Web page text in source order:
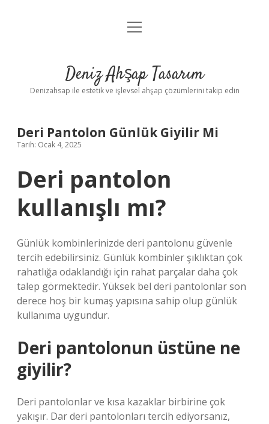
Anasayfa
Yasal Uyarı
menüyü
Deniz Ahşap Tasarım
Denizahsap ile estetik ve işlevsel ahşap çözümlerini takip edin
Deri Pantolon Günlük Giyilir Mi
Tarih: Ocak 4, 2025
Deri pantolon
kullanışlı mı?
Günlük kombinlerinizde deri pantolonu güvenle
tercih edebilirsiniz. Günlük kombinler şıklıktan çok
rahatlığa odaklandığı için rahat parçalar daha çok
talep görmektedir. Yüksek bel deri pantolonlar son
derece hoş bir kumaş yapısına sahip olup günlük
kullanıma uygundur.
Deri pantolonun üstüne ne
giyilir?
Deri pantolonlar ve kısa kazaklar birbirine çok
yakışır. Dar deri pantolonları tercih ediyorsanız,